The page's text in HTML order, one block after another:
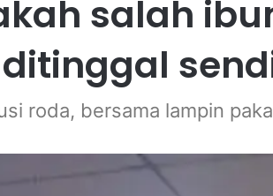
salah
roda, bersama lampin